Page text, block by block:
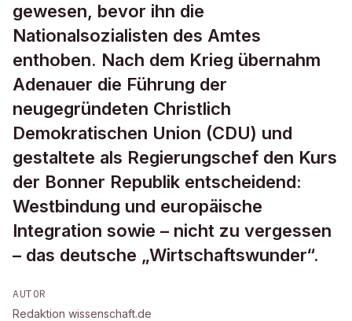
gewesen, bevor ihn die
Nationalsozialisten des Amtes
enthoben. Nach dem Krieg übernahm
Adenauer die Führung der
neugegründeten Christlich
Demokratischen Union (CDU) und
gestaltete als Regierungschef den Kurs
der Bonner Republik entscheidend:
Westbindung und europäische
Integration sowie – nicht zu vergessen
– das deutsche „Wirtschaftswunder“.
AUTOR
Redaktion wissenschaft.de